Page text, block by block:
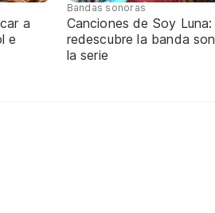
a
e
Bandas sonoras
Canciones de Soy Luna:
redescubre la banda
la serie